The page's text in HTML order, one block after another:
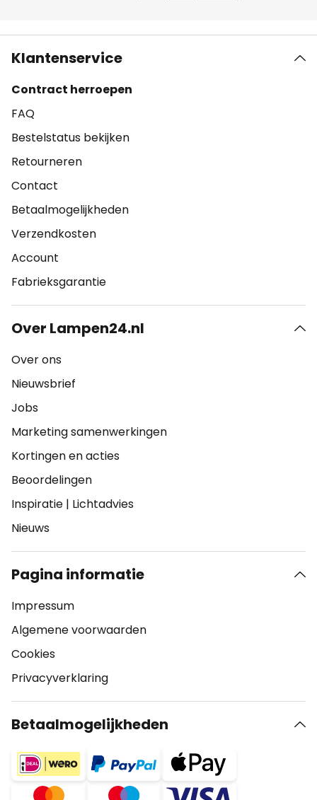
Klantenservice
Contract herroepen
FAQ
Bestelstatus bekijken
Retourneren
Contact
Betaalmogelijkheden
Verzendkosten
Account
Fabrieksgarantie
Over Lampen24.nl
Over ons
Nieuwsbrief
Jobs
Marketing samenwerkingen
Kortingen en acties
Beoordelingen
Inspiratie | Lichtadvies
Nieuws
Pagina informatie
Impressum
Algemene voorwaarden
Cookies
Privacyverklaring
Betaalmogelijkheden